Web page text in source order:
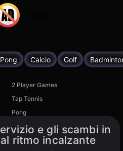
Calcio Golf
2 Player Games
Tap Tennis
Pong
e gli scambi in
ritmo incalzante